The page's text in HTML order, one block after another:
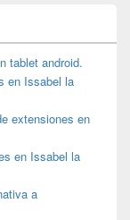
tablet android.
en Issabel la
extensiones en
en Issabel la
a